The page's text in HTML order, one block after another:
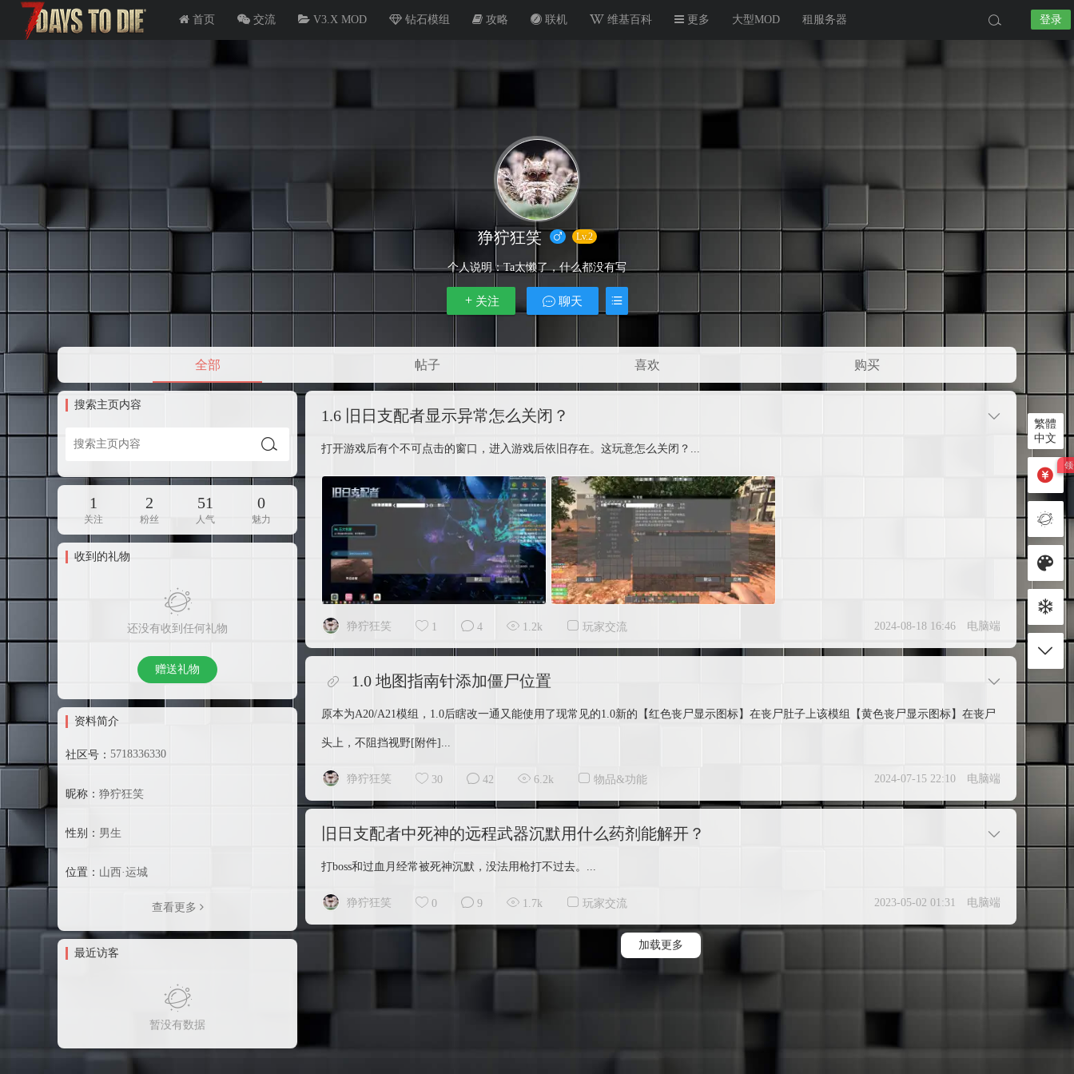
首页 交流 V3.X MOD 钻石模组 攻略 联机 维基百科 更多 大型MOD 租服务器 登录
狰狞狂笑 Lv.2
个人说明：Ta太懒了，什么都没有写
关注 聊天
全部 帖子 喜欢 购买
搜索主页内容
1
关注
2
粉丝
51
人气
0
魅力
收到的礼物
还没有收到任何礼物
赠送礼物
资料简介
社区号： 5718336330
昵称： 狰狞狂笑
性别： 男生
位置： 山西·运城
查看更多
最近访客
暂没有数据
1.6 旧日支配者显示异常怎么关闭？
打开游戏后有个不可点击的窗口，进入游戏后依旧存在。这玩意怎么关闭？...
狰狞狂笑 1 4 1.2k 玩家交流 2024-08-18 16:46 电脑端
1.0 地图指南针添加僵尸位置
原本为A20/A21模组，1.0后瞎改一通又能使用了现常见的1.0新的【红色丧尸显示图标】在丧尸肚子上该模组【黄色丧尸显示图标】在丧尸
头上，不阻挡视野[附件]...
狰狞狂笑 30 42 6.2k 物品&功能 2024-07-15 22:10 电脑端
旧日支配者中死神的远程武器沉默用什么药剂能解开？
打boss和过血月经常被死神沉默，没法用枪打不过去。...
狰狞狂笑 0 9 1.7k 玩家交流 2023-05-02 01:31 电脑端
加载更多
繁體
中文